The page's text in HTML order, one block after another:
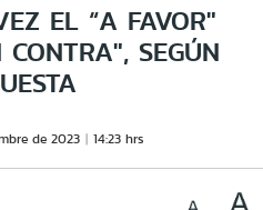
EL “A FAVOR"
SEGÚN
de 2023 14:23 hrs